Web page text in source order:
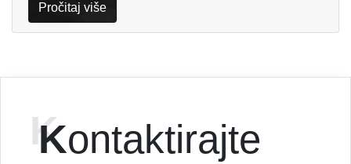
Pročitaj više
Kontaktirajte